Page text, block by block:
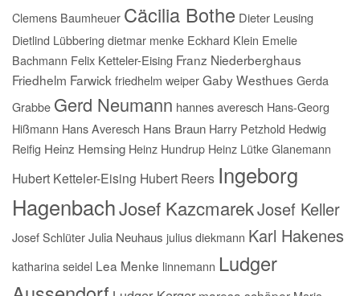
Clemens Baumheuer Cäcilia Bothe Dieter Leusing
Dietlind Lübbering dietmar menke Eckhard Klein Emelie
Bachmann Felix Ketteler-Eising Franz Niederberghaus
Friedhelm Farwick friedhelm weiperGaby Westhues Gerda
Grabbe Gerd Neumann hannes averesch Hans-Georg
Hißmann Hans Averesch Hans Braun Harry Petzhold Hedwig
Reifig Heinz Hemsing Heinz Hundrup Heinz Lütke Glanemann
Hubert Ketteler-Eising Hubert Reers Ingeborg
HagenbachJosef KazcmarekJosef Keller
Josef SchlüterJulia Neuhaus julius diekmann Karl Hakenes
katharina seidel Lea Menke linnemann Ludger